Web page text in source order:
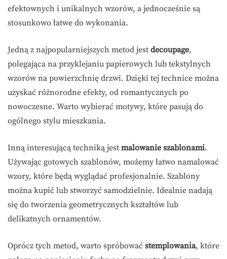
efektownych i unikalnych wzorów, a jednocześnie są
stosunkowo łatwe do wykonania.
Jedną z najpopularniejszych metod jest decoupage,
polegająca na przyklejaniu papierowych lub tekstylnych
wzorów na powierzchnię drzwi. Dzięki tej technice można
uzyskać różnorodne efekty, od romantycznych po
nowoczesne. Warto wybierać motywy, które pasują do
ogólnego stylu mieszkania.
Inną interesującą techniką jest malowanie szablonami.
Używając gotowych szablonów, możemy łatwo namalować
wzory, które będą wyglądać profesjonalnie. Szablony
można kupić lub stworzyć samodzielnie. Idealnie nadają
się do tworzenia geometrycznych kształtów lub
delikatnych ornamentów.
Oprócz tych metod, warto spróbować stemplowania, które